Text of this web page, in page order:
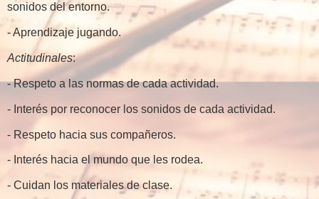
sonidos del entorno.
- Aprendizaje jugando.
Actitudinales:
- Respeto a las normas de cada actividad.
- Interés por reconocer los sonidos de cada actividad.
- Respeto hacia sus compañeros.
- Interés hacia el mundo que les rodea.
- Cuidan los materiales de clase.